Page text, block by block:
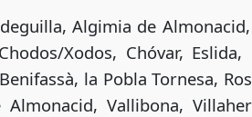
Algimia de
Xodos, Chóvar,
la Pobla Tornesa,
Vallibona,